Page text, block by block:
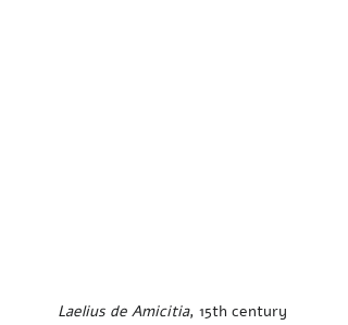
Laelius de Amicitia, 15th century